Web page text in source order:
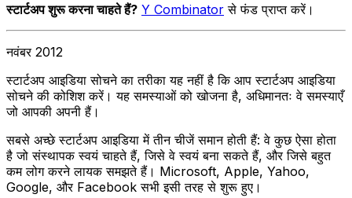
स्टार्टअप शुरू करना चाहते हैं? Y Combinator से फंड प्राप्त करें।
नवंबर 2012
स्टार्टअप आइडिया सोचने का तरीका यह नहीं है कि आप स्टार्टअप आइडिया
सोचने की कोशिश करें। यह समस्याओं को खोजना है, अधिमानतः वे समस्याएँ
जो आपकी अपनी हैं।
सबसे अच्छे स्टार्टअप आइडिया में तीन चीजें समान होती हैं: वे कुछ ऐसा होता
है जो संस्थापक स्वयं चाहते हैं, जिसे वे स्वयं बना सकते हैं, और जिसे बहुत
कम लोग करने लायक समझते हैं। Microsoft, Apple, Yahoo,
Google, और Facebook सभी इसी तरह से शुरू हुए।